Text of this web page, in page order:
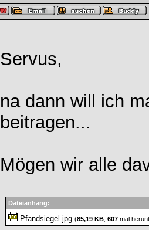
Servus,
na dann will ich
beitragen...
Mögen wir alle
Dateianhang:
Pfandsiegel.jpg (85,19 KB 607 mal